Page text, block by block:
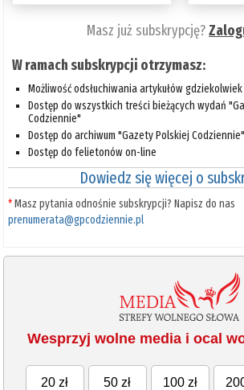
Masz już subskrypcję?
W ramach subskrypcji otrzymasz:
Możliwość odsłuchiwania artykułów
Dostęp do wszystkich treści bieżących wydań
Codziennie"
Dostęp do archiwum "Gazety Polskiej Codziennie"
Dostęp do felietonów on-line
Dowiedz się więcej o
*Masz pytania odnośnie subskrypcji? Napisz do nas
prenumerata@gpcodziennie.pl
Wesprzyj wolne media i ocal
20 zł 50 zł 100 zł